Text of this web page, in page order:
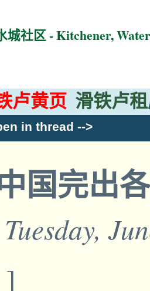
城社区 - Kitchener,
卢黄页 滑铁卢
in thread -->
国完出